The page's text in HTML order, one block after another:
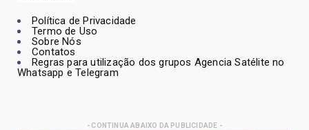
Política de Privacidade
Termo de Uso
Sobre Nós
Contatos
Regras para utilização dos grupos Agencia Satélite no
Whatsapp e Telegram
- CONTINUA ABAIXO DA PUBLICIDADE -